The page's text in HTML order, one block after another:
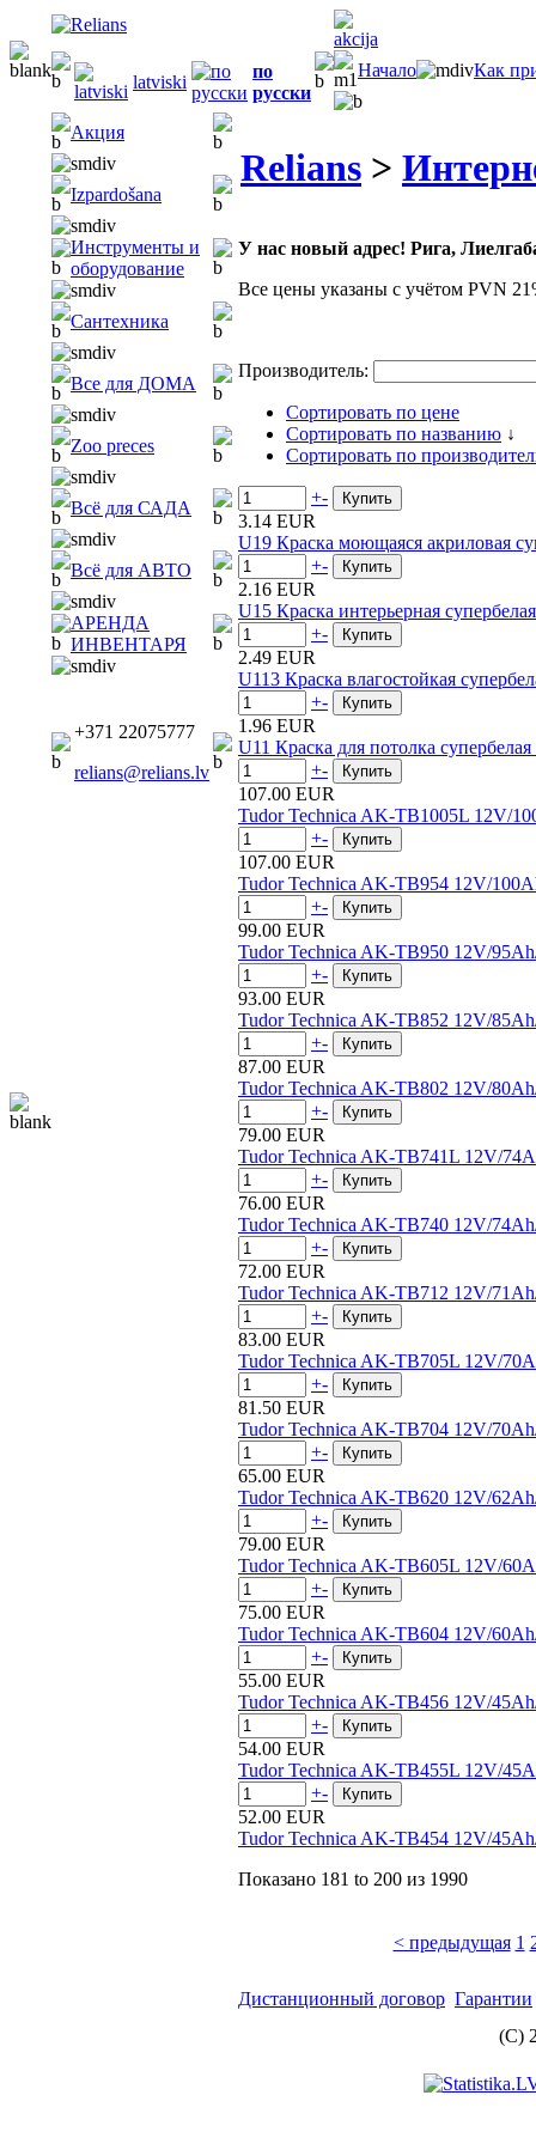
latviski
по
русски
Начало Как
Акция
Izpardošana
Инструменты и
оборудование
Сантехника
Все для ДОМА
Zoo preces
Всё для САДА
Всё для АВТО
АРЕНДА
ИНВЕНТАРЯ
+371 22075777
relians@relians.lv
Relians >
У нас новый адрес! Рига,
Все цены указаны с учётом PVN
Производитель:
Сортировать по цене
Сортировать по названию ↓
Сортировать по
+-
3.14 EUR
U19 Краска моющаяся акриловая
+-
2.16 EUR
U15 Краска интерьерная
+-
2.49 EUR
U113 Краска влагостойкая
+-
1.96 EUR
U11 Краска для потолка
+-
107.00 EUR
Tudor Technica AK-TB1005L 12V/
+-
107.00 EUR
Tudor Technica AK-TB954 12V/
+-
99.00 EUR
Tudor Technica AK-TB950 12V/
+-
93.00 EUR
Tudor Technica AK-TB852 12V/
+-
87.00 EUR
Tudor Technica AK-TB802 12V/
+-
79.00 EUR
Tudor Technica AK-TB741L 12V/
+-
76.00 EUR
Tudor Technica AK-TB740 12V/
+-
72.00 EUR
Tudor Technica AK-TB712 12V/
+-
83.00 EUR
Tudor Technica AK-TB705L 12V/
+-
81.50 EUR
Tudor Technica AK-TB704 12V/
+-
65.00 EUR
Tudor Technica AK-TB620 12V/
+-
79.00 EUR
Tudor Technica AK-TB605L 12V/
+-
75.00 EUR
Tudor Technica AK-TB604 12V/
+-
55.00 EUR
Tudor Technica AK-TB456 12V/
+-
54.00 EUR
Tudor Technica AK-TB455L 12V/
+-
52.00 EUR
Tudor Technica AK-TB454 12V/
Показано 181 to 200 из 1990
< предыдущая 1
Дистанционный договор Гарантии
(C)